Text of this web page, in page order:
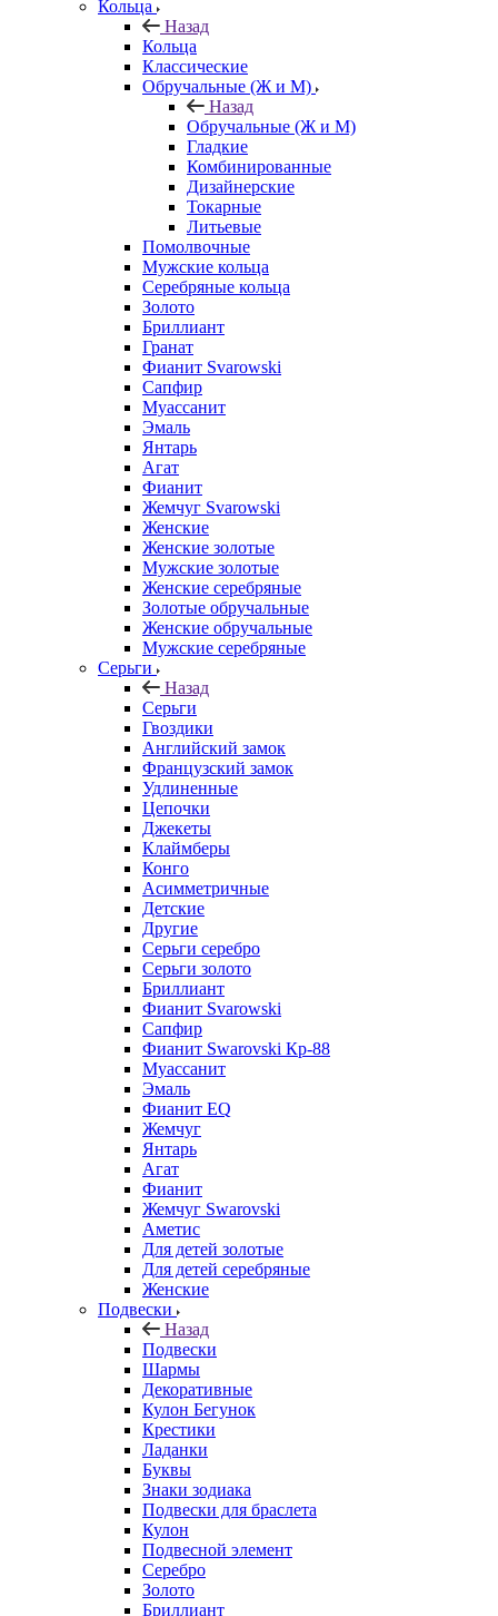
Кольца
Назад
Кольца
Классические
Обручальные (Ж и М)
Назад
Обручальные (Ж и М)
Гладкие
Комбинированные
Дизайнерские
Токарные
Литьевые
Помолвочные
Мужские кольца
Серебряные кольца
Золото
Бриллиант
Гранат
Фианит Svarowski
Сапфир
Муассанит
Эмаль
Янтарь
Агат
Фианит
Жемчуг Svarowski
Женские
Женские золотые
Мужские золотые
Женские серебряные
Золотые обручальные
Женские обручальные
Мужские серебряные
Серьги
Назад
Серьги
Гвоздики
Английский замок
Французский замок
Удлиненные
Цепочки
Джекеты
Клаймберы
Конго
Асимметричные
Детские
Другие
Серьги серебро
Серьги золото
Бриллиант
Фианит Svarowski
Сапфир
Фианит Swarovski Кр-88
Муассанит
Эмаль
Фианит EQ
Жемчуг
Янтарь
Агат
Фианит
Жемчуг Swarovski
Аметис
Для детей золотые
Для детей серебряные
Женские
Подвески
Назад
Подвески
Шармы
Декоративные
Кулон Бегунок
Крестики
Ладанки
Буквы
Знаки зодиака
Подвески для браслета
Кулон
Подвесной элемент
Серебро
Золото
Бриллиант